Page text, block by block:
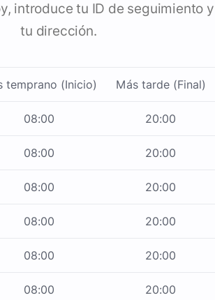
introduce tu ID de seguimiento y
tu dirección.
temprano (Inicio) Más tarde (Final)
08:00 20:00
08:00 20:00
08:00 20:00
08:00 20:00
08:00 20:00
08:00 20:00